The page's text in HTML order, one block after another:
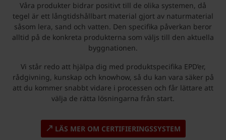
Våra produkter bidrar positivt till de olika systemen, då
tegel är ett långtidshållbart material gjort av naturmaterial
såsom lera, sand och vatten. Den specifika påverkan beror
alltid på de konkreta produkterna som väljs till den aktuella
byggnationen.
Vi står redo att hjälpa dig med produktspecifika EPD’er,
rådgivning, kunskap och knowhow, så du kan vara säker på
att du kommer snabbt vidare i processen och får lättare att
välja de rätta lösningarna från start.
LÄS MER OM CERTIFIERINGSSYSTEM